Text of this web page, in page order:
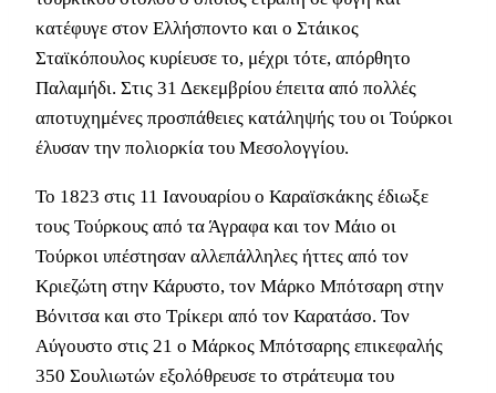
κατέφυγε στον Ελλήσποντο και ο Στάικος
Σταϊκόπουλος κυρίευσε το, μέχρι τότε, απόρθητο
Παλαμήδι. Στις 31 Δεκεμβρίου έπειτα από πολλές
αποτυχημένες προσπάθειες κατάληψής του οι Τούρκοι
έλυσαν την πολιορκία του Μεσολογγίου.
Το 1823 στις 11 Ιανουαρίου ο Καραϊσκάκης έδιωξε
τους Τούρκους από τα Άγραφα και τον Μάιο οι
Τούρκοι υπέστησαν αλλεπάλληλες ήττες από τον
Κριεζώτη στην Κάρυστο, τον Μάρκο Μπότσαρη στην
Βόνιτσα και στο Τρίκερι από τον Καρατάσο. Τον
Αύγουστο στις 21 ο Μάρκος Μπότσαρης επικεφαλής
350 Σουλιωτών εξολόθρευσε το στράτευμα του